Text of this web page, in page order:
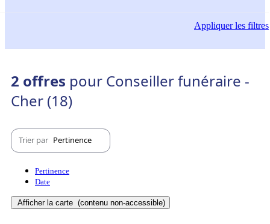
Appliquerles filtres
2 offres pour Conseiller funéraire -
Cher (18)
Trier par Pertinence
Pertinence
Date
Afficher la carte (contenu non-accessible)